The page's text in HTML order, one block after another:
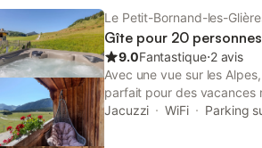
Le Petit-Bornand-les-
Gîte pour 20 personnes
9.0Fantastique⋅2 avis
Avec une vue sur les
parfait pour des vacances
d'un salon avec 3
Jacuzzi WiFi Parking